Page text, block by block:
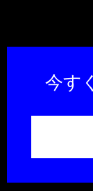
今す